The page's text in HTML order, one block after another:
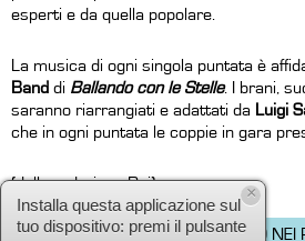
esperti e da quella popolare.
La musica di ogni singola puntata è
Band di Ballando con le Stelle. I brani,
saranno riarrangiati e adattati da Luigi
che in ogni puntata le coppie in gara
(dalla redazione Rai)
IL PROGRAMMA NON � PREVISTO NEI